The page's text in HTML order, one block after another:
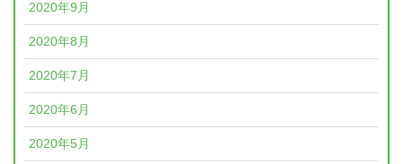
2020年9月
2020年8月
2020年7月
2020年6月
2020年5月